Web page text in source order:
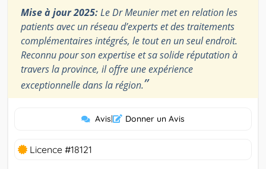
Mise à jour 2025:Le Dr Meunier met en relation les
patients avec un réseau d’experts et des traitements
complémentaires intégrés, le tout en un seul endroit.
Reconnu pour son expertise et sa solide réputation à
travers la province, il offre une expérience
exceptionnelle dans la région.”
Avis| Donner un Avis
Licence #18121